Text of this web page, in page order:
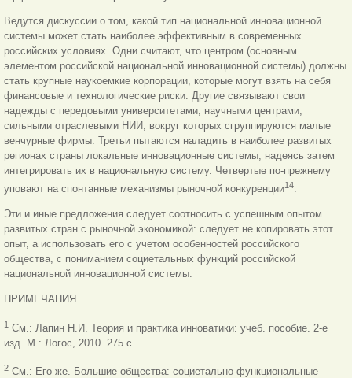
Ведутся дискуссии о том, какой тип национальной инновационной
системы может стать наиболее эффективным в современных
российских условиях. Одни считают, что центром (основным
элементом российской национальной инновационной системы) должны
стать крупные наукоемкие корпорации, которые могут взять на себя
финансовые и технологические риски. Другие связывают свои
надежды с передовыми университетами, научными центрами,
сильными отраслевыми НИИ, вокруг которых сгруппируются малые
венчурные фирмы. Третьи пытаются наладить в наиболее развитых
регионах страны локальные инновационные системы, надеясь затем
интегрировать их в национальную систему. Четвертые по-прежнему
уповают на спонтанные механизмы рыночной конкуренции14.
Эти и иные предложения следует соотносить с успешным опытом
развитых стран с рыночной экономикой: следует не копировать этот
опыт, а использовать его с учетом особенностей российского
общества, с пониманием социетальных функций российской
национальной инновационной системы.
ПРИМЕЧАНИЯ
1 См.: Лапин Н.И. Теория и практика инноватики: учеб. пособие. 2-е
изд. М.: Логос, 2010. 275 с.
2 См.: Его же. Большие общества: социетально-функциональные